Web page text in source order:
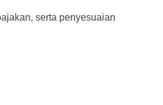
serta penyesuaian